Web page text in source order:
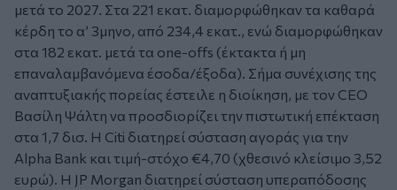
μετά το 2027. Στα 221 εκατ. διαμορφώθηκαν τα καθαρά
κέρδη το α’ 3μηνο, από 234,4 εκατ., ενώ διαμορφώθηκαν
στα 182 εκατ. μετά τα one-offs (έκτακτα ή μη
επαναλαμβανόμενα έσοδα/έξοδα). Σήμα συνέχισης της
αναπτυξιακής πορείας έστειλε η διοίκηση, με τον CEO
Βασίλη Ψάλτη να προσδιορίζει την πιστωτική επέκταση
στα 1,7 δισ. Η Citi διατηρεί σύσταση αγοράς για την
Alpha Βank και τιμή-στόχο €4,70 (χθεσινό κλείσιμο 3,52
ευρώ). Η JP Morgan διατηρεί σύσταση υπεραπόδοσης